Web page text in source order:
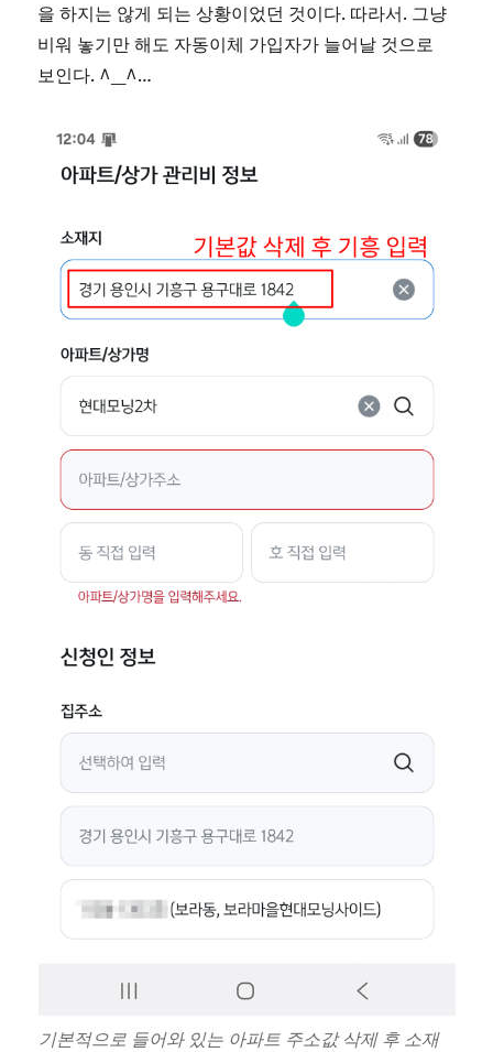
을 하지는 않게 되는 상황이었던 것이다. 따라서. 그냥
비워 놓기만 해도 자동이체 가입자가 늘어날 것으로
보인다. ^_^…
기본적으로 들어와 있는 아파트 주소값 삭제 후 소재